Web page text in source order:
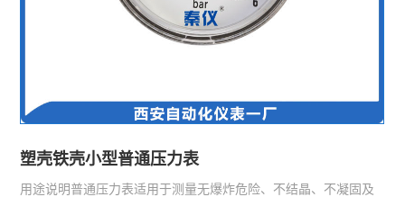
塑壳铁壳小型普通压力表
用途说明普通压力表适用于测量无爆炸危险、不结晶、不凝固及